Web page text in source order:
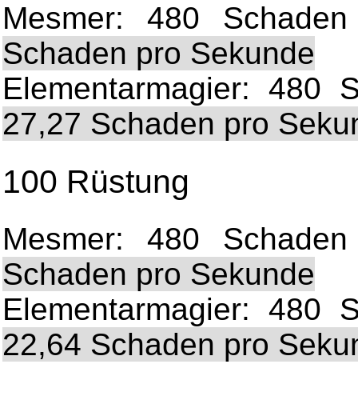
Mesmer: 480
Schaden pro Sekunde
Elementarmagier: 480
27,27 Schaden pro
100 Rüstung
Mesmer: 480
Schaden pro Sekunde
Elementarmagier: 480
22,64 Schaden pro